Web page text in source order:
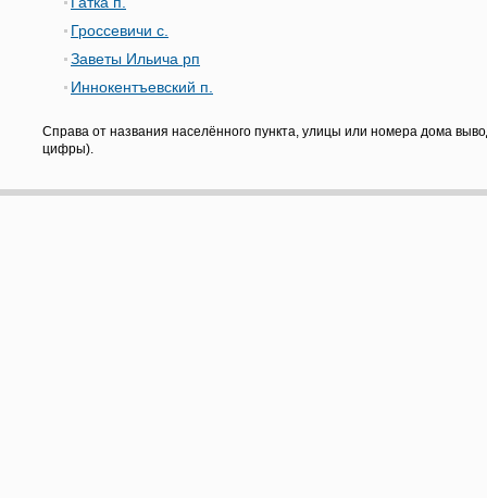
Гроссевичи с.
Заветы Ильича рп
Иннокентъевский п.
Справа от названия населённого пункта, улицы или номера дома
цифры).